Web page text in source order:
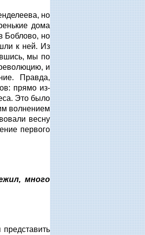
но
дома
Боблово, но
к ней. Из
мы по
и
Правда,
прямо из-
Это было
волнением
весну
первого
много